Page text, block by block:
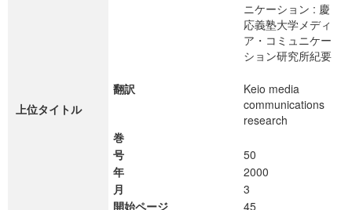
上位タイトル
ニケーション : 慶
応義塾大学メディ
ア・コミュニケー
ション研究所紀要
翻訳
Keio media
communications
research
巻
号
50
年
2000
月
3
開始ページ
45